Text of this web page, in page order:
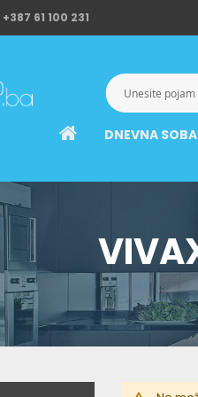
+387 61 100 231
DNEVNA SOBA